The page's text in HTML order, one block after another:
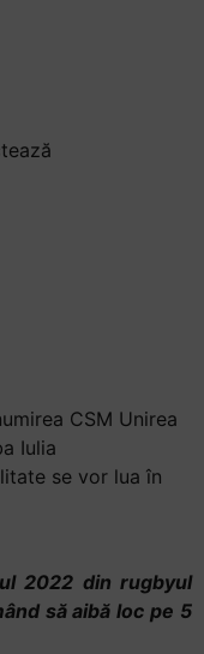
CSM Unirea
Iulia
se vor lua în
2022 din rugbyul
să aibă loc pe 5